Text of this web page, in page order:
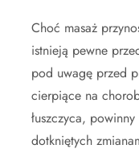
Choć masaż
istnieją pewne
pod uwagę przed
cierpiące na
łuszczyca,
dotkniętych